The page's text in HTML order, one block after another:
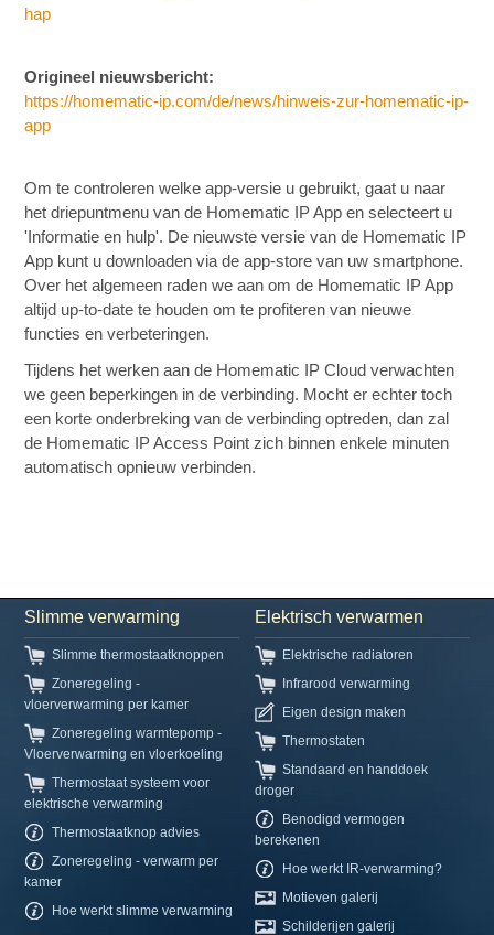
hap
Origineel nieuwsbericht:
https://homematic-ip.com/de/news/hinweis-zur-homematic-ip-
app
Om te controleren welke app-versie u gebruikt, gaat u naar
het driepuntmenu van de Homematic IP App en selecteert u
'Informatie en hulp'. De nieuwste versie van de Homematic IP
App kunt u downloaden via de app-store van uw smartphone.
Over het algemeen raden we aan om de Homematic IP App
altijd up-to-date te houden om te profiteren van nieuwe
functies en verbeteringen.
Tijdens het werken aan de Homematic IP Cloud verwachten
we geen beperkingen in de verbinding. Mocht er echter toch
een korte onderbreking van de verbinding optreden, dan zal
de Homematic IP Access Point zich binnen enkele minuten
automatisch opnieuw verbinden.
Slimme verwarming
Slimme thermostaatknoppen
Zoneregeling -
vloerverwarming per kamer
Zoneregeling warmtepomp -
Vloerverwarming en vloerkoeling
Thermostaat systeem voor
elektrische verwarming
Thermostaatknop advies
Zoneregeling - verwarm per
kamer
Hoe werkt slimme verwarming
Elektrisch verwarmen
Elektrische radiatoren
Infrarood verwarming
Eigen design maken
Thermostaten
Standaard en handdoek
droger
Benodigd vermogen
berekenen
Hoe werkt IR-verwarming?
Motieven galerij
Schilderijen galerij